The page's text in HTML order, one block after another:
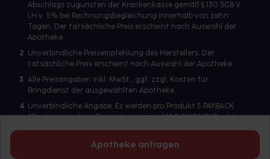
Apotheke anfragen
Abschlags zugunsten der Krankenkasse gemäß § 130 SGB V
i.H.v. 5% bei Rechnungsbegleichung innerhalb von zehn
Tagen. Der tatsächliche Preis erscheint nach Auswahl der
Apotheke.
2 Unverbindliche Preisempfehlung des Herstellers. Der
tatsächliche Preis erscheint nach Auswahl der Apotheke.
3 Alle Preisangaben inkl. MwSt., ggf. zzgl. Kosten für
Bringdienst der ausgewählten Apotheke.
4 Unverbindliche Angabe. Es werden pro Produkt 5 PAYBACK
°Punkte vergeben. Es werden maximal 100 PAYBACK Punkte
abgegebene Artikel werden keine PAYBACK Punkte vergeben.